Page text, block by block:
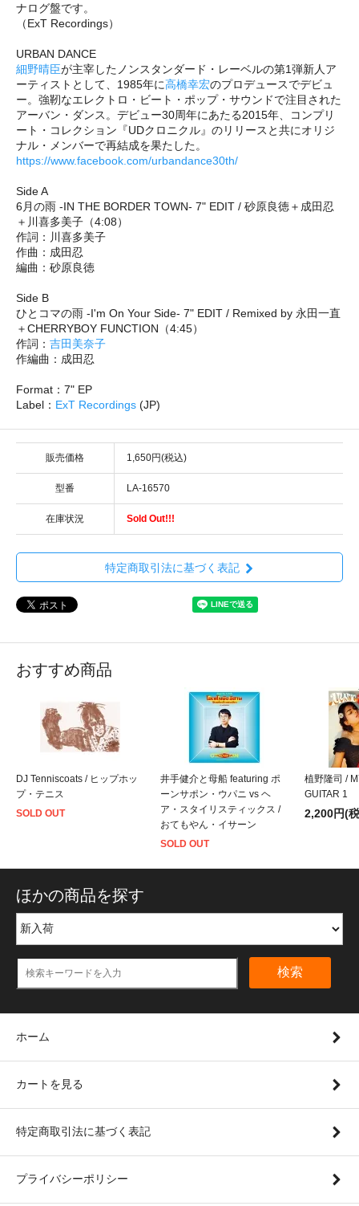
ナログ盤です。
（ExT Recordings）
URBAN DANCE
細野晴臣が主宰したノンスタンダード・レーベルの第1弾新人ア
ーティストとして、1985年に高橋幸宏のプロデュースでデビュ
ー。強靭なエレクトロ・ビート・ポップ・サウンドで注目された
アーバン・ダンス。デビュー30周年にあたる2015年、コンプリ
ート・コレクション『UDクロニクル』のリリースと共にオリジ
ナル・メンバーで再結成を果たした。
https://www.facebook.com/urbandance30th/
Side A
6月の雨 -IN THE BORDER TOWN- 7" EDIT / 砂原良徳＋成田忍
＋川喜多美子（4:08）
作詞：川喜多美子
作曲：成田忍
編曲：砂原良徳
Side B
ひとコマの雨 -I'm On Your Side- 7" EDIT / Remixed by 永田一直
＋CHERRYBOY FUNCTION（4:45）
作詞： 吉田美奈子
作編曲：成田忍
Format：7" EP
Label： ExT Recordings (JP)
販売価格 1,650円(税込)
型番 LA-16570
在庫状況 Sold Out!!!
特定商取引法に基づく表記
おすすめ商品
DJ Tenniscoats / ヒップホッ
プ・テニス
SOLD OUT
井手健介と母船 featuring ポ
ーンサポン・ウパニ vs ヘ
ア・スタイリスティックス /
おてもやん・イサーン
SOLD OUT
植野隆司 /
GUITAR 1
2,200円(
ほかの商品を探す
検索
ホーム
カートを見る
特定商取引法に基づく表記
プライバシーポリシー